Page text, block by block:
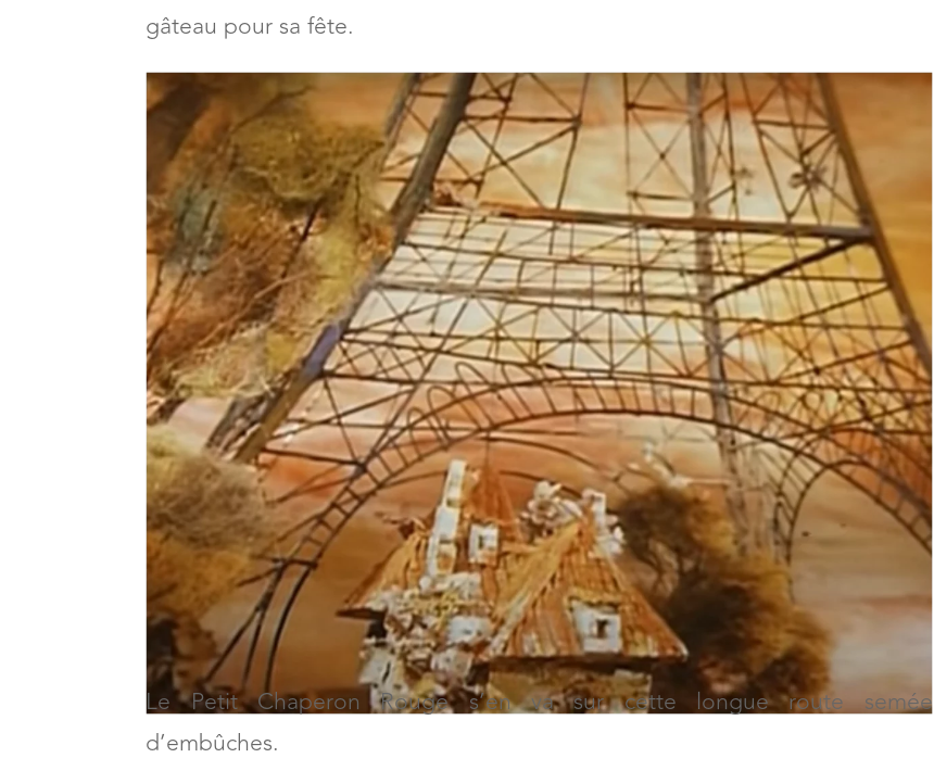
le Petit Chaperon Rouge habite en Russie.
Sa mère l’envoie de Moscou à Paris pour apporter à sa grand mère un
gâteau pour sa fête.